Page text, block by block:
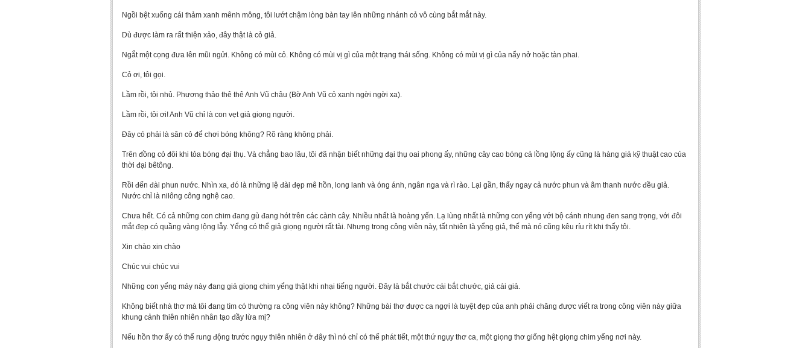
Ngồi bệt xuống cái thảm xanh mênh mông, tôi lướt chậm lòng bàn tay lên những nhánh cỏ vô cùng bắt mắt này.
Dù được làm ra rất thiện xảo, đây thật là cỏ giả.
Ngắt một cọng đưa lên mũi ngửi. Không có mùi cỏ. Không có mùi vị gì của một trạng thái sống. Không có mùi vị gì của nẩy nở hoặc tàn phai.
Cỏ ơi, tôi gọi.
Lầm rồi, tôi nhủ. Phương thảo thê thê Anh Vũ châu (Bờ Anh Vũ cỏ xanh ngời ngời xa).
Lầm rồi, tôi ơi! Anh Vũ chỉ là con vẹt giả giọng người.
Đây có phải là sân cỏ để chơi bóng không? Rõ ràng không phải.
Trên đồng cỏ đôi khi tỏa bóng đại thụ. Và chẳng bao lâu, tôi đã nhận biết những đại thụ oai phong ấy, những cây cao bóng cả lồng lộng ấy cũng là hàng giả kỹ thuật cao của
thời đại bêtông.
Rồi đến đài phun nước. Nhìn xa, đó là những lệ đài đẹp mê hồn, long lanh và óng ánh, ngân nga và rì rào. Lại gần, thấy ngay cả nước phun và âm thanh nước đều giả.
Nước chỉ là nilông công nghệ cao.
Chưa hết. Có cả những con chim đang gù đang hót trên các cành cây. Nhiều nhất là hoàng yến. Lạ lùng nhất là những con yểng với bộ cánh nhung đen sang trọng, với đôi
mắt đẹp có quầng vàng lộng lẫy. Yểng có thể giả giọng người rất tài. Nhưng trong công viên này, tất nhiên là yểng giả, thế mà nó cũng kêu ríu rít khi thấy tôi.
Xin chào xin chào
Chúc vui chúc vui
Những con yểng máy này đang giả giọng chim yểng thật khi nhại tiếng người. Đây là bắt chước cái bắt chước, giả cái giả.
Không biết nhà thơ mà tôi đang tìm có thường ra công viên này không? Những bài thơ được ca ngợi là tuyệt đẹp của anh phải chăng được viết ra trong công viên này giữa
khung cảnh thiên nhiên nhân tạo đầy lừa mị?
Nếu hồn thơ ấy có thể rung động trước ngụy thiên nhiên ở đây thì nó chỉ có thể phát tiết, một thứ ngụy thơ ca, một giọng thơ giống hệt giọng chim yểng nơi này.